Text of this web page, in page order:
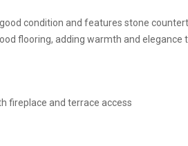
condition and features stone
flooring, adding warmth and elegance
fireplace and terrace access